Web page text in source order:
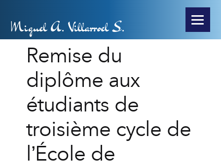
Miguel A. Villarroel S.
Remise du
diplôme aux
étudiants de
troisième cycle de
l’École de